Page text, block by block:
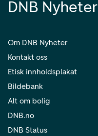
DNB Nyheter
Om DNB Nyheter
Kontakt oss
Etisk innholdsplakat
Bildebank
Alt om bolig
DNB.no
DNB Status